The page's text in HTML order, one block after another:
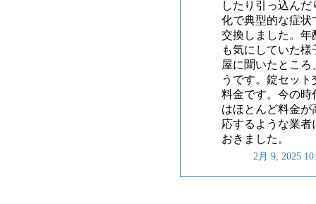
したり引っ込ん
化で典型的な症状
交換しました。年
も気にしていた
屋に聞いたところ
うです。錠セッ
料金です。今の時
はほとんど料金
応するような業
おきました。
2月 9, 2025